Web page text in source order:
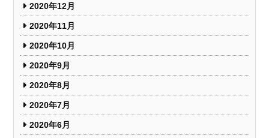
2020年12月
2020年11月
2020年10月
2020年9月
2020年8月
2020年7月
2020年6月